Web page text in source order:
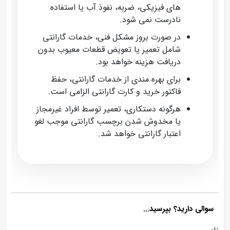
های فیزیکی، ضربه، نفوذ آب یا استفاده
نادرست نمی‌ شود.
در صورت بروز مشکل فنی، خدمات گارانتی
شامل تعمیر یا تعویض قطعات معیوب بدون
دریافت هزینه خواهد بود.
برای بهره‌ مندی از خدمات گارانتی، حفظ
فاکتور خرید و کارت گارانتی الزامی است.
هرگونه دستکاری، تعمیر توسط افراد غیرمجاز
یا مخدوش شدن برچسب گارانتی موجب لغو
اعتبار گارانتی خواهد شد.
سوالی دارید؟ بپرسید...